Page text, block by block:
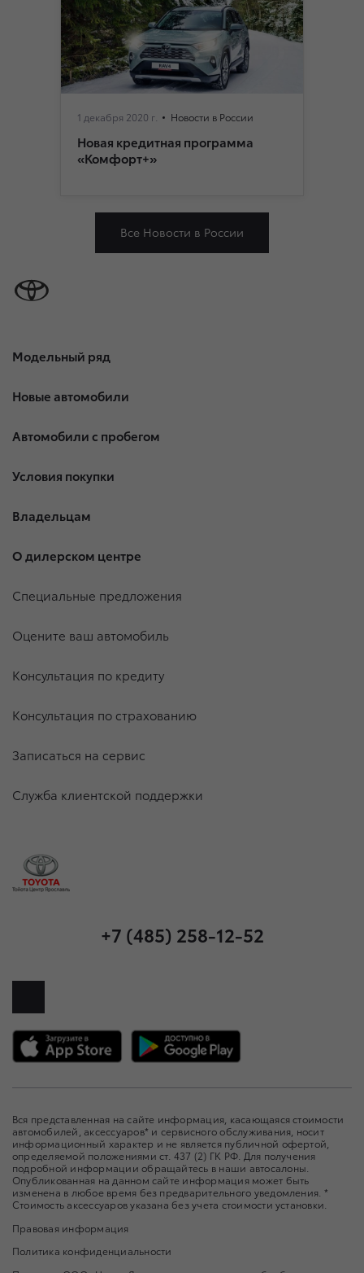
1 декабря 2020 г. Новости в России
Новая кредитная программа
«Комфорт+»
Все Новости в России
Модельный ряд
Новые автомобили
Автомобили с пробегом
Условия покупки
Владельцам
О дилерском центре
Специальные предложения
Оцените ваш автомобиль
Консультация по кредиту
Консультация по страхованию
Записаться на сервис
Служба клиентской поддержки
+7 (485) 258-12-52
Вся представленная на сайте информация, касающаяся стоимости
автомобилей, аксессуаров* и сервисного обслуживания, носит
информационный характер и не является публичной офертой,
определяемой положениями ст. 437 (2) ГК РФ. Для получения
подробной информации обращайтесь в наши автосалоны.
Опубликованная на данном сайте информация может быть
изменена в любое время без предварительного уведомления. *
Стоимость аксессуаров указана без учета стоимости установки.
Правовая информация
Политика конфиденциальности